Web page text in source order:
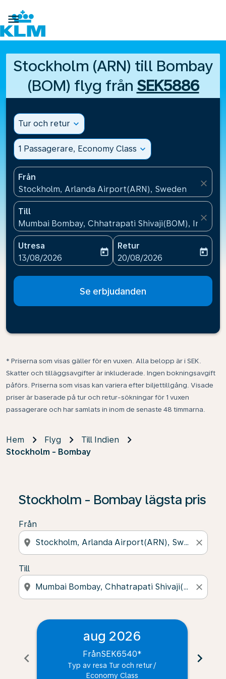

Stockholm (ARN) till Bombay
(BOM) flyg från SEK5886
Tur och retur expand_more
1 Passagerare, Economy Class expand_more
Från
Stockholm, Arlanda Airport(ARN), Sweden
close
Till
Mumbai Bombay, Chhatrapati Shivaji(BOM), India
close
Utresa
fc-booking-departure-date-aria-label
13/08/2026
today
Retur
fc-booking-return-date-
20/08/2026
today
Se erbjudanden
* Priserna som visas gäller för en vuxen. Alla belopp är i SEK.
Skatter och tilläggsavgifter är inkluderade. Ingen bokningsavgift
påförs. Priserna som visas kan variera efter biljettillgång. Visade
priser är baserade på tur och retur-sökningar för 1 vuxen
passagerare och har samlats in inom de senaste 48 timmarna.
Hem Flyg
Till Indien
Stockholm - Bombay
Stockholm - Bombay lägsta pris
Från
location_on close
Till
location_on close
chevron_left
aug 2026
FrånSEK6540*
Typ av resa Tur och retur /
Economy Class
chevron_right